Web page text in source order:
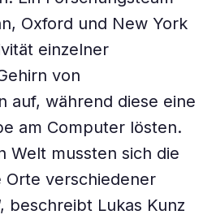
Oxford und New York
einzelner
von
auf, während diese eine
am Computer lösten.
Welt mussten sich die
Orte verschiedener
beschreibt Lukas Kunz